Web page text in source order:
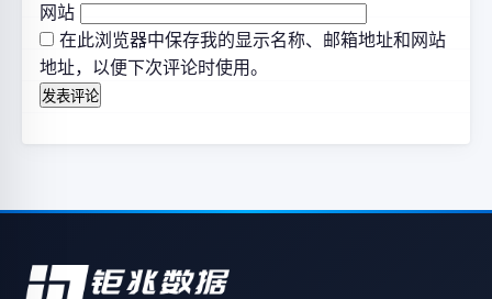
网站
在此浏览器中保存我的显示名称、邮箱地址和网站
地址，以便下次评论时使用。